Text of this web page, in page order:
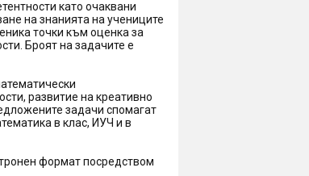
като очаквани
на знанията на учениците
точки към оценка за
Броят на задачите е
развитие на креативно
задачи спомагат
в клас, ИУЧ и в
формат посредством